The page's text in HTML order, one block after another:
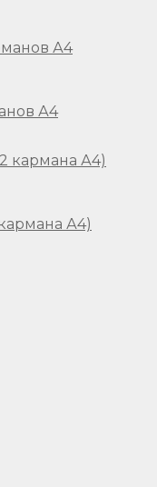
А4
А4)